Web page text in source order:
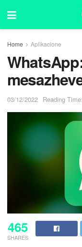
Home Aplikacione
03/12/2022 Reading
465
SHARES